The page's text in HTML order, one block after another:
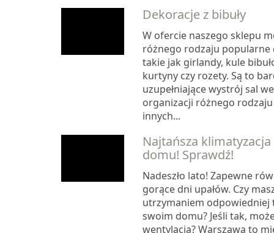
Dekoracje z bibuły
W ofercie naszego sklepu
różnego rodzaju popularne
takie jak girlandy, kule
kurtyny czy rozety. Są to
uzupełniające wystrój sal
organizacji różnego
innych...
Najtańsza
domu! Sprawdź!
Nadeszło lato! Zapewne
gorące dni upałów. Czy
utrzymaniem odpowiedniej
swoim domu? Jeśli tak,
wentylacja? Warszawa to